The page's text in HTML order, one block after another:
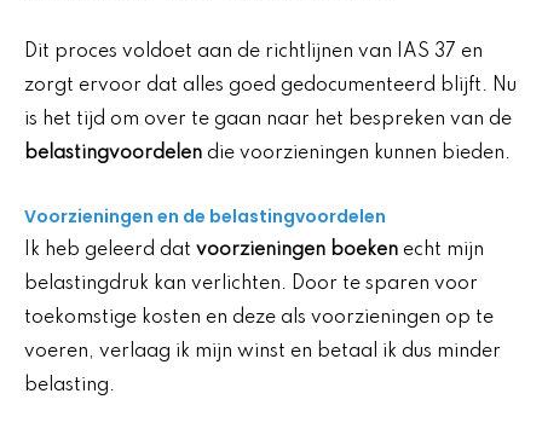
Dit proces voldoet aan de richtlijnen van IAS 37 en
zorgt ervoor dat alles goed gedocumenteerd blijft. Nu
is het tijd om over te gaan naar het bespreken van de
belastingvoordelen die voorzieningen kunnen bieden.
Voorzieningen en de belastingvoordelen
Ik heb geleerd dat voorzieningen boeken echt mijn
belastingdruk kan verlichten. Door te sparen voor
toekomstige kosten en deze als voorzieningen op te
voeren, verlaag ik mijn winst en betaal ik dus minder
belasting.